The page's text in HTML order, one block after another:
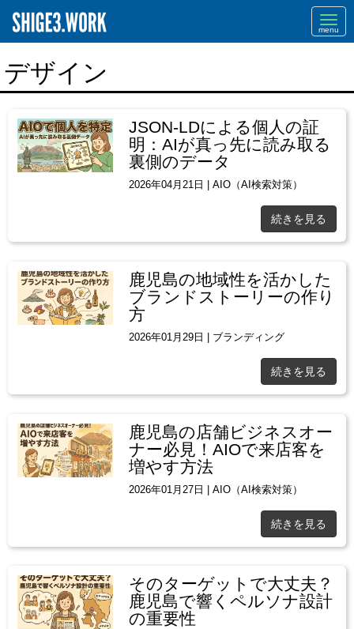
デザイン
JSON-LDによる個人の証
明：AIが真っ先に読み取る
裏側のデータ
2026年04月21日 |AIO（AI検索対策）
続きを見る
鹿児島の地域性を活かした
ブランドストーリーの作り
方
2026年01月29日 ブランディング
続きを見る
鹿児島の店舗ビジネスオー
ナー必見！AIOで来店客を
増やす方法
2026年01月27日 |AIO（AI検索対策）
続きを見る
そのターゲットで大丈夫？
鹿児島で響くペルソナ設計
の重要性